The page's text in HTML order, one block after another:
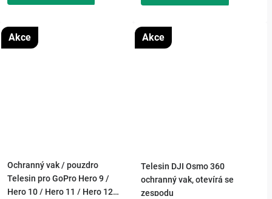
Ochranný vak / pouzdro
Telesin pro GoPro Hero 9 /
Hero 10 / Hero 11 / Hero 12
Akce
Telesin DJI Osmo 360
ochranný vak, otevírá se
zespodu
Akce